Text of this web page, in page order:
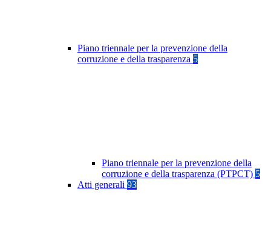
Piano triennale per la prevenzione della
corruzione e della trasparenza 5
Piano triennale per la prevenzione della
corruzione e della trasparenza (PTPCT) 5
Atti generali 93